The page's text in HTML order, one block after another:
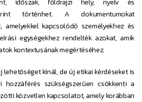
időszak, földrajzi hely, nyelv és
történhet. A dokumentumokat
kapcsolódó személyekhez és
egységekhez rendelték azokat, amik
kontextusának megértéséhez.
lehetőséget kínál, de új etikai kérdéseket is
szükségszerűen csökkenti a
közvetlen kapcsolatot, amely korábban